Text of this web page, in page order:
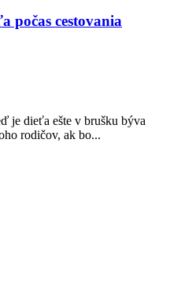
počas cestovania
je dieťa ešte v brušku býva
rodičov, ak bo...